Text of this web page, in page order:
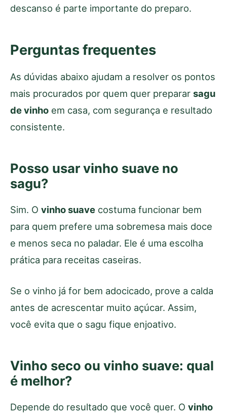
descanso é parte importante do preparo.
Perguntas frequentes
As dúvidas abaixo ajudam a resolver os pontos
mais procurados por quem quer preparar sagu
de vinho em casa, com segurança e resultado
consistente.
Posso usar vinho suave no
sagu?
Sim. O vinho suave costuma funcionar bem
para quem prefere uma sobremesa mais doce
e menos seca no paladar. Ele é uma escolha
prática para receitas caseiras.
Se o vinho já for bem adocicado, prove a calda
antes de acrescentar muito açúcar. Assim,
você evita que o sagu fique enjoativo.
Vinho seco ou vinho suave: qual
é melhor?
Depende do resultado que você quer. O vinho